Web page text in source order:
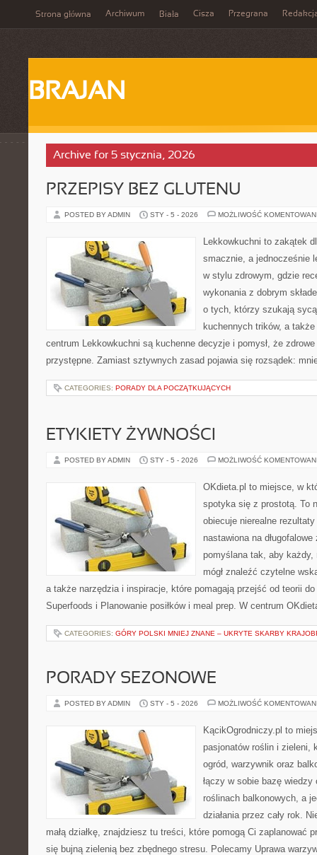
Strona główna Archiwum Biała Cisza Przegrana
BRAJAN
Archive for 5 stycznia, 2026
PRZEPISY BEZ GLUTENU
POSTED BY ADMIN STY - 5 - 2026 MOŻLIWOŚĆ
Lekkowkuchni to zakątek
smacznie, a jednocześnie
w stylu zdrowym, gdzie
wykonania z dobrym
o tych, którzy szukają
kuchennych trików, a
centrum Lekkowkuchni są kuchenne decyzje i pomysł, że
przystępne. Zamiast sztywnych zasad pojawia się rozsądek:
CATEGORIES: PORADY DLA POCZĄTKUJĄCYCH
ETYKIETY ŻYWNOŚCI
POSTED BY ADMIN STY - 5 - 2026 MOŻLIWOŚĆ
OKdieta.pl to miejsce, w
spotyka się z prostotą. To
obiecuje nierealne
nastawiona na
pomyślana tak, aby
mógł znaleźć czytelne
a także narzędzia i inspiracje, które pomagają przejść od teorii
Superfoods i Planowanie posiłków i meal prep. W centrum
CATEGORIES: GÓRY POLSKI MNIEJ ZNANE – UKRYTE SKARBY
PORADY SEZONOWE
POSTED BY ADMIN STY - 5 - 2026 MOŻLIWOŚĆ
KącikOgrodniczy.pl to
pasjonatów roślin i zieleni,
ogród, warzywnik oraz
łączy w sobie bazę
roślinach balkonowych, a
działania przez cały rok.
małą działkę, znajdziesz tu treści, które pomogą Ci zaplanować
się bujną zielenią bez zbędnego stresu. Polecamy Uprawa